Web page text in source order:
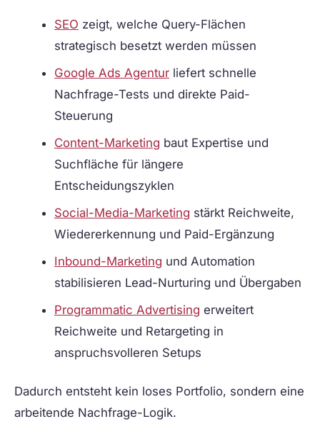
SEO zeigt, welche Query-Flächen
strategisch besetzt werden müssen
Google Ads Agentur liefert schnelle
Nachfrage-Tests und direkte Paid-
Steuerung
Content-Marketing baut Expertise und
Suchfläche für längere
Entscheidungszyklen
Social-Media-Marketing stärkt Reichweite,
Wiedererkennung und Paid-Ergänzung
Inbound-Marketing und Automation
stabilisieren Lead-Nurturing und Übergaben
Programmatic Advertising erweitert
Reichweite und Retargeting in
anspruchsvolleren Setups
Dadurch entsteht kein loses Portfolio, sondern eine
arbeitende Nachfrage-Logik.